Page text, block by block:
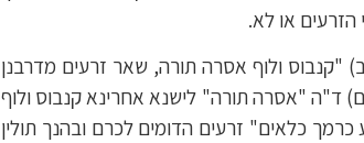
או לא.
ולוף אסרה תורה, שאר זרעים מדרבנן
ד"ה "אסרה תורה" לישנא אחרינא קנבוס ולוף
כלאים" זרעים הדומים לכרם ובהנך תולין